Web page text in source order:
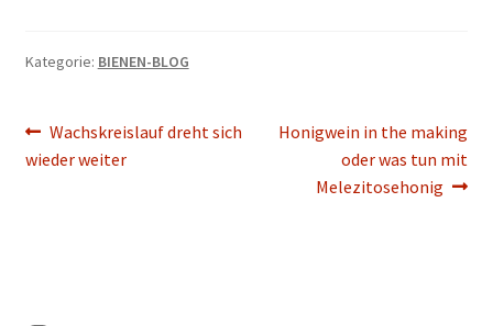
Kategorie: BIENEN-BLOG
Beitragsnavigation
Vorheriger
Beitrag:
Wachskreislauf dreht sich
wieder weiter
Nächster
Honigwein in the making
oder was tun mit
Melezitosehonig